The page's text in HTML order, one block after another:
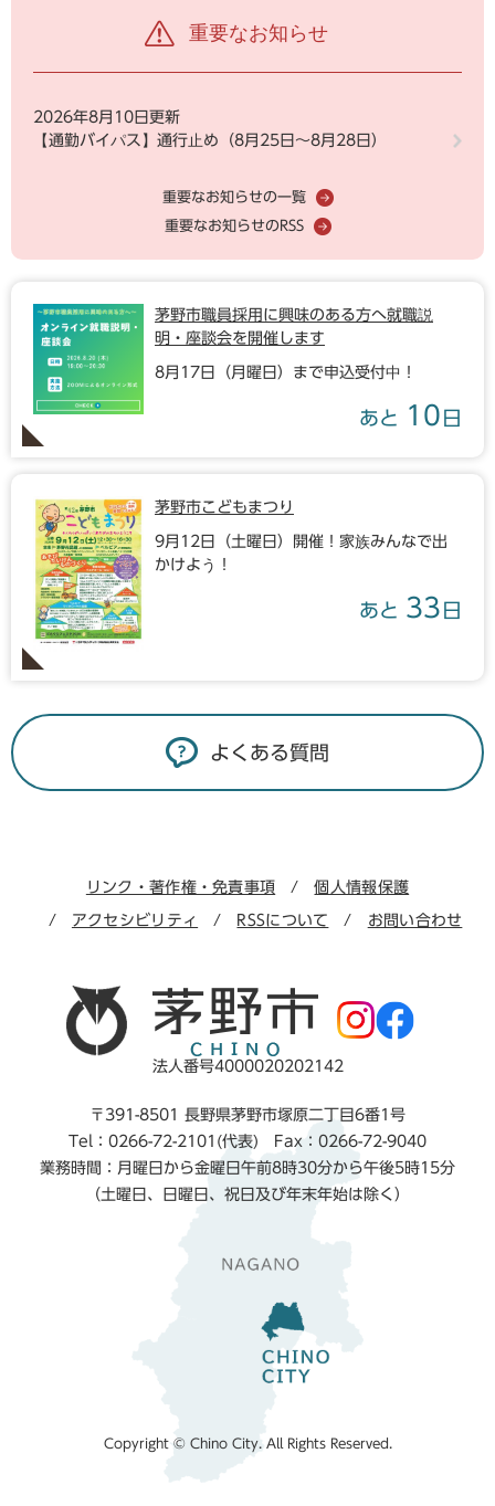
重要なお知らせ
2026年8月10日更新
【通勤バイパス】通行止め（8月25日～8月28日）
重要なお知らせの一覧
重要なお知らせのRSS
茅野市職員採用に興味のある方へ就職説
明・座談会を開催します
8月17日（月曜日）まで申込受付中！
あと 10 日
茅野市こどもまつり
9月12日（土曜日）開催！家族みんなで出
かけよう！
あと 33 日
よくある質問
リンク・著作権・免責事項 個人情報保護
アクセシビリティ RSSについて お問い合わせ
法人番号4000020202142
〒391-8501 長野県茅野市塚原二丁目6番1号
Tel：0266-72-2101(代表) Fax：0266-72-9040
業務時間：月曜日から金曜日午前8時30分から午後5時15分
（土曜日、日曜日、祝日及び年末年始は除く）
Copyright © Chino City. All Rights Reserved.